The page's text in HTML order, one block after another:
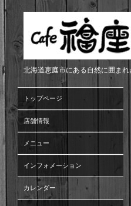
北海道恵庭市にある自然に囲ま
トップページ
店舗情報
メニュー
インフォメーション
カレンダー